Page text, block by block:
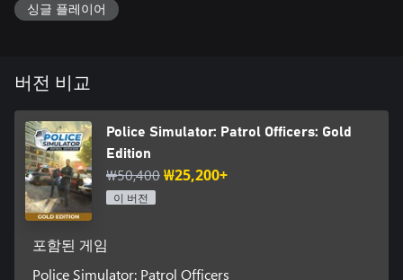
포함 사항: 메인 게임, Highway Patrol Expansion, Garage Bundle
원하는 대로 플레이: 캐주얼 및 시뮬레이션 게임 모드
순찰: 1인 및 2인 협동 모드
다양한 임무 및 책임
구역, 차량, 도구, 게임 모드 잠금 해제를 위한 진행 상황 시스템
싱글 플레이어
버전 비교
Police Simulator: Patrol Officers: Gold
Edition
₩50,400₩25,200+
이 버전
포함된 게임
Police Simulator: Patrol Officers